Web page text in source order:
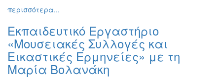
περισσότερα...
Εκπαιδευτικό Εργαστήριο
«Μουσειακές Συλλογές και
Εικαστικές Ερμηνείες» με τη
Μαρία Βολανάκη